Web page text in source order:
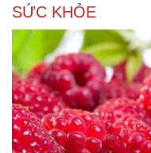
SỨC KHỎE